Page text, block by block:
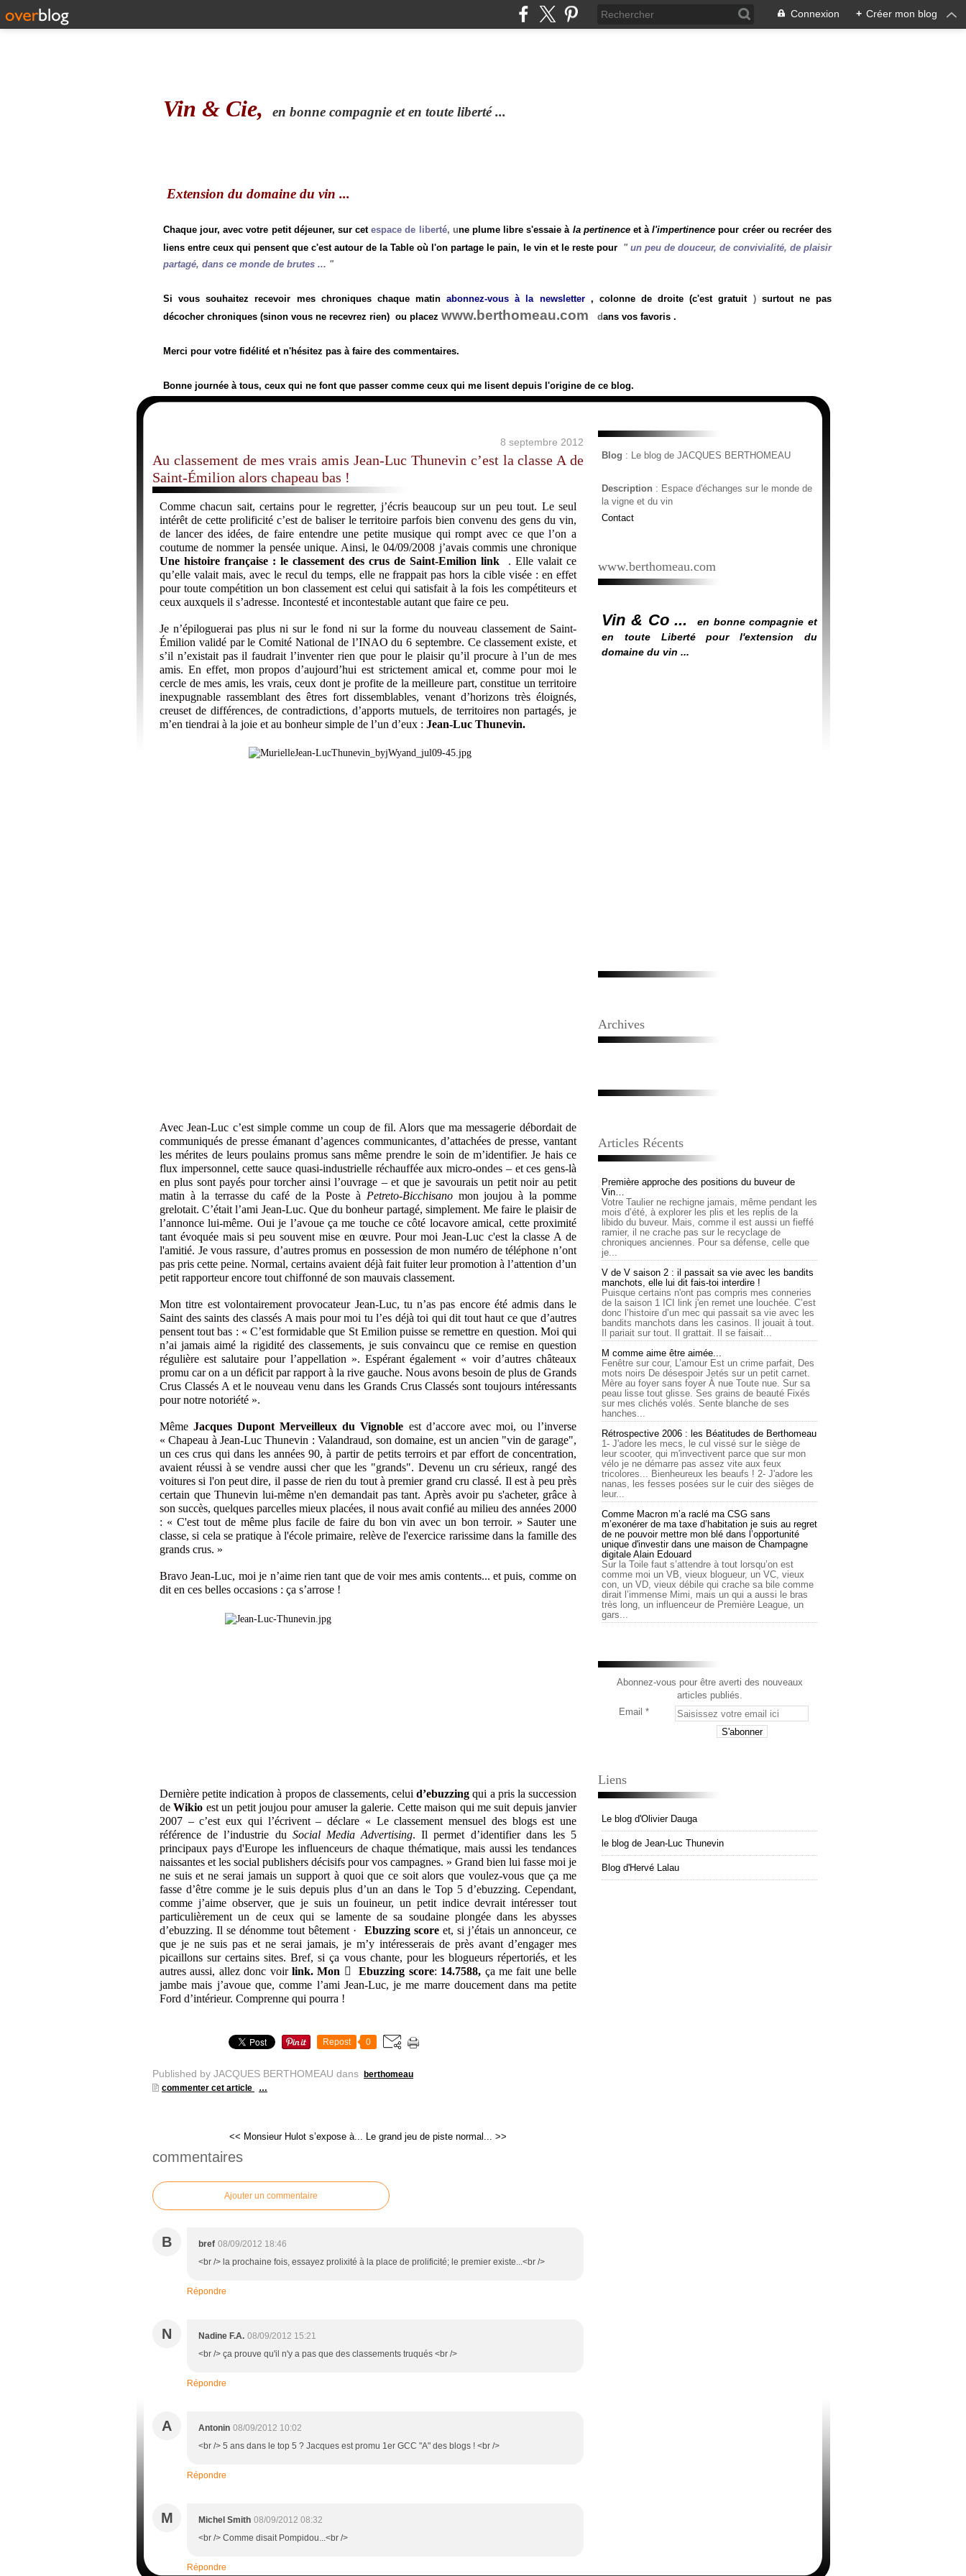
Connexion + Créer mon blog
Vin & Cie, en bonne compagnie et en toute liberté ...
Extension du domaine du vin ...
Chaque jour, avec votre petit déjeuner, sur cetespace de liberté, une plume libre s'essaie à la pertinenceet àl'impertinence pour créer ou recréer des
liens entre ceux qui pensent que c'est autour de la Table où l'on partage le pain, le vin et le reste pour "un peu de douceur, de convivialité, de plaisir
partagé, dans ce monde de brutes ... "
Si vous souhaitez recevoir mes chroniques chaque matinabonnez-vous à la newsletter, colonne de droite (c'est gratuit) surtout ne pas
décocher chroniques (sinon vous ne recevrez rien) ou placez www.berthomeau.com dans vos favoris .
Merci pour votre fidélité et n'hésitez pas à faire des commentaires.
Bonne journée à tous, ceux qui ne font que passer comme ceux qui me lisent depuis l'origine de ce blog.
8 septembre 2012
Au classement de mes vrais amis Jean-Luc Thunevin c’est la classe A de
Saint-Émilion alors chapeau bas !
Comme chacun sait, certains pour le regretter, j’écris beaucoup sur un peu tout. Le seul
intérêt de cette prolificité c’est de baliser le territoire parfois bien convenu des gens du vin,
de lancer des idées, de faire entendre une petite musique qui rompt avec ce que l’on a
coutume de nommer la pensée unique. Ainsi, le 04/09/2008 j’avais commis une chronique
Une histoire française : le classement des crus de Saint-Emilion link . Elle valait ce
qu’elle valait mais, avec le recul du temps, elle ne frappait pas hors la cible visée : en effet
pour toute compétition un bon classement est celui qui satisfait à la fois les compétiteurs et
ceux auxquels il s’adresse. Incontesté et incontestable autant que faire ce peu.
Je n’épiloguerai pas plus ni sur le fond ni sur la forme du nouveau classement de Saint-
Émilion validé par le Comité National de l’INAO du 6 septembre. Ce classement existe, et
s’il n’existait pas il faudrait l’inventer rien que pour le plaisir qu’il procure à l’un de mes
amis. En effet, mon propos d’aujourd’hui est strictement amical et, comme pour moi le
cercle de mes amis, les vrais, ceux dont je profite de la meilleure part, constitue un territoire
inexpugnable rassemblant des êtres fort dissemblables, venant d’horizons très éloignés,
creuset de différences, de contradictions, d’apports mutuels, de territoires non partagés, je
m’en tiendrai à la joie et au bonheur simple de l’un d’eux : Jean-Luc Thunevin.
Avec Jean-Luc c’est simple comme un coup de fil. Alors que ma messagerie débordait de
communiqués de presse émanant d’agences communicantes, d’attachées de presse, vantant
les mérites de leurs poulains promus sans même prendre le soin de m’identifier. Je hais ce
flux impersonnel, cette sauce quasi-industrielle réchauffée aux micro-ondes – et ces gens-là
en plus sont payés pour torcher ainsi l’ouvrage – et que je savourais un petit noir au petit
matin à la terrasse du café de la Poste à Petreto-Bicchisanomon joujou à la pomme
grelotait. C’était l’ami Jean-Luc. Que du bonheur partagé, simplement. Me faire le plaisir de
l’annonce lui-même. Oui je l’avoue ça me touche ce côté locavore amical, cette proximité
tant évoquée mais si peu souvent mise en œuvre. Pour moi Jean-Luc c'est la classe A de
l'amitié. Je vous rassure, d’autres promus en possession de mon numéro de téléphone n’ont
pas pris cette peine. Normal, certains avaient déjà fait fuiter leur promotion à l’attention d’un
petit rapporteur encore tout chiffonné de son mauvais classement.
Mon titre est volontairement provocateur Jean-Luc, tu n’as pas encore été admis dans le
Saint des saints des classés A mais pour moi tu l’es déjà toi qui dit tout haut ce que d’autres
pensent tout bas : « C’est formidable que St Emilion puisse se remettre en question. Moi qui
n’ai jamais aimé la rigidité des classements, je suis convaincu que ce remise en question
régulière est salutaire pour l’appellation ». Espérant également « voir d’autres châteaux
promu car on a un déficit par rapport à la rive gauche. Nous avons besoin de plus de Grands
Crus Classés A et le nouveau venu dans les Grands Crus Classés sont toujours intéressants
pour notre notoriété ».
MêmeJacques Dupont Merveilleux du Vignoble est d’accore avec moi, ou l’inverse
« Chapeau à Jean-Luc Thunevin : Valandraud, son domaine, est un ancien "vin de garage",
un ces crus qui dans les années 90, à partir de petits terroirs et par effort de concentration,
avaient réussi à se vendre aussi cher que les "grands". Devenu un cru sérieux, rangé des
voitures si l'on peut dire, il passe de rien du tout à premier grand cru classé. Il est à peu près
certain que Thunevin lui-même n'en demandait pas tant. Après avoir pu s'acheter, grâce à
son succès, quelques parcelles mieux placées, il nous avait confié au milieu des années 2000
: « C'est tout de même plus facile de faire du bon vin avec un bon terroir. » Sauter une
classe, si cela se pratique à l'école primaire, relève de l'exercice rarissime dans la famille des
grands crus. »
Bravo Jean-Luc, moi je n’aime rien tant que de voir mes amis contents... et puis, comme on
dit en ces belles occasions : ça s’arrose !
Dernière petite indication à propos de classements, celuid’ebuzzing qui a pris la succession
deWikio est un petit joujou pour amuser la galerie. Cette maison qui me suit depuis janvier
2007 – c’est eux qui l’écrivent – déclare « Leclassement mensuel des blogsest une
référence de l’industrie du Social Media Advertising. Il permet d’identifier dans les 5
principaux pays d'Europe les influenceurs de chaque thématique, mais aussi les tendances
naissantes et les social publishers décisifs pour vos campagnes. » Grand bien lui fasse moi je
ne suis et ne serai jamais un support à quoi que ce soit alors que voulez-vous que ça me
fasse d’être comme je le suis depuis plus d’un an dans le Top 5 d’ebuzzing. Cependant,
comme j’aime observer, que je suis un fouineur, un petit indice devrait intéresser tout
particulièrement un de ceux qui se lamente de sa soudaine plongée dans les abysses
d’ebuzzing. Il se dénomme tout bêtement · Ebuzzing scoreet, si j’étais un annonceur, ce
que je ne suis pas et ne serai jamais, je m’y intéresserais de près avant d’engager mes
picaillons sur certains sites. Bref, si ça vous chante, pour les blogueurs répertoriés, et les
autres aussi, allez donc voir link. Mon  Ebuzzing score: 14.7588, ça me fait une belle
jambe mais j’avoue que, comme l’ami Jean-Luc, je me marre doucement dans ma petite
Ford d’intérieur. Comprenne qui pourra !
Repost 0
Published by JACQUES BERTHOMEAU dans
berthomeau
commenter cet article
…
<< Monsieur Hulot s’expose à... Le grand jeu de piste normal... >>
commentaires
Ajouter un commentaire
B bref 08/09/2012 18:46
<br /> la prochaine fois, essayez prolixité à la place de prolificité; le premier existe...<br />
Répondre
N Nadine F.A. 08/09/2012 15:21
<br /> ça prouve qu'il n'y a pas que des classements truqués <br />
Répondre
A Antonin 08/09/2012 10:02
<br /> 5 ans dans le top 5 ? Jacques est promu 1er GCC "A" des blogs ! <br />
Répondre
M Michel Smith 08/09/2012 08:32
<br /> Comme disait Pompidou...<br />
Répondre
Blog : Le blog de JACQUES BERTHOMEAU
Description : Espace d'échanges sur le monde de
la vigne et du vin
Contact
www.berthomeau.com
Vin & Co ...
en bonne compagnie et
en toute Liberté pour l'extension du
domaine du vin ...
Archives
Articles Récents
Première approche des positions du buveur de
Vin…
Votre Taulier ne rechigne jamais, même pendant les
mois d’été, à explorer les plis et les replis de la
libido du buveur. Mais, comme il est aussi un fieffé
ramier, il ne crache pas sur le recyclage de
chroniques anciennes. Pour sa défense, celle que
je...
V de V saison 2 : il passait sa vie avec les bandits
manchots, elle lui dit fais-toi interdire !
Puisque certains n'ont pas compris mes conneries
de la saison 1 ICI link j'en remet une louchée. C’est
donc l’histoire d’un mec qui passait sa vie avec les
bandits manchots dans les casinos. Il jouait à tout.
Il pariait sur tout. Il grattait. Il se faisait...
M comme aime être aimée...
Fenêtre sur cour, L’amour Est un crime parfait, Des
mots noirs De désespoir Jetés sur un petit carnet.
Mère au foyer sans foyer À nue Toute nue. Sur sa
peau lisse tout glisse. Ses grains de beauté Fixés
sur mes clichés volés. Sente blanche de ses
hanches...
Rétrospective 2006 : les Béatitudes de Berthomeau
1- J'adore les mecs, le cul vissé sur le siège de
leur scooter, qui m'invectivent parce que sur mon
vélo je ne démarre pas assez vite aux feux
tricolores... Bienheureux les beaufs ! 2- J'adore les
nanas, les fesses posées sur le cuir des sièges de
leur...
Comme Macron m’a raclé ma CSG sans
m’exonérer de ma taxe d’habitation je suis au regret
de ne pouvoir mettre mon blé dans l’opportunité
unique d'investir dans une maison de Champagne
digitale Alain Edouard
Sur la Toile faut s’attendre à tout lorsqu’on est
comme moi un VB, vieux blogueur, un VC, vieux
con, un VD, vieux débile qui crache sa bile comme
dirait l’immense Mimi, mais un qui a aussi le bras
très long, un influenceur de Première League, un
gars...
Abonnez-vous pour être averti des nouveaux
articles publiés.
Email
Liens
Le blog d'Olivier Dauga
le blog de Jean-Luc Thunevin
Blog d'Hervé Lalau